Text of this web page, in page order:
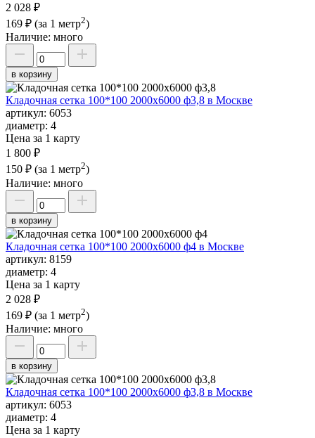
2 028 ₽
169 ₽ (за 1 метр2)
Наличие: много
в корзину
Кладочная сетка 100*100 2000х6000 ф3,8 в Москве
артикул: 6053
диаметр: 4
Цена за 1 карту
1 800 ₽
150 ₽ (за 1 метр2)
Наличие: много
в корзину
Кладочная сетка 100*100 2000х6000 ф4 в Москве
артикул: 8159
диаметр: 4
Цена за 1 карту
2 028 ₽
169 ₽ (за 1 метр2)
Наличие: много
в корзину
Кладочная сетка 100*100 2000х6000 ф3,8 в Москве
артикул: 6053
диаметр: 4
Цена за 1 карту